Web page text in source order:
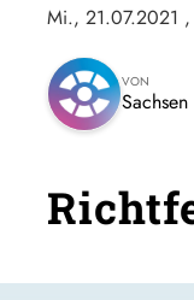
Mi., 21.07.2021
VON